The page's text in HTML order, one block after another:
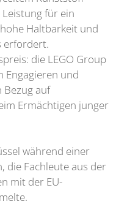
für ein
Haltbarkeit und
erfordert.
die LEGO Group
Engagieren und
Bezug auf
Ermächtigen junger
während einer
die Fachleute aus der
mit der EU-